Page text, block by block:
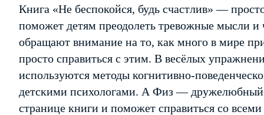
Книга «Не беспокойся, будь счастлив» —
поможет детям преодолеть тревожные мысли и
обращают внимание на то, как много в мире
просто справиться с этим. В весёлых
используются методы когнитивно-
детскими психологами. А Физ —
странице книги и поможет справиться со